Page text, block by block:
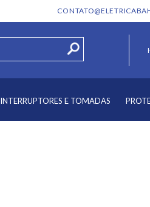
INTERRUPTORES E TOMADAS